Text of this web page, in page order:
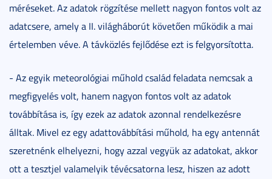
méréseket. Az adatok rögzítése mellett nagyon fontos volt az
adatcsere, amely a II. világháborút követően működik a mai
értelemben véve. A távközlés fejlődése ezt is felgyorsította.
- Az egyik meteorológiai műhold család feladata nemcsak a
megfigyelés volt, hanem nagyon fontos volt az adatok
továbbítása is, így ezek az adatok azonnal rendelkezésre
álltak. Mivel ez egy adattovábbítási műhold, ha egy antennát
szeretnénk elhelyezni, hogy azzal vegyük az adatokat, akkor
ott a tesztjel valamelyik tévécsatorna lesz, hiszen az adott